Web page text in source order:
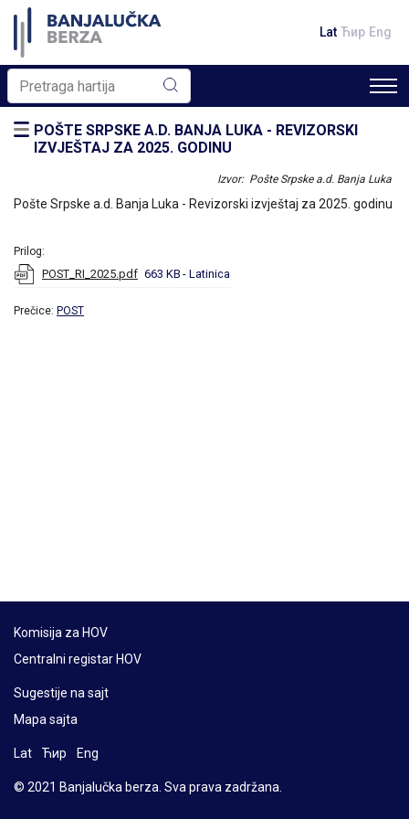
Lat Ћир Eng
POŠTE SRPSKE A.D. BANJA LUKA - REVIZORSKI
IZVJEŠTAJ ZA 2025. GODINU
Izvor: Pošte Srpske a.d. Banja Luka
Pošte Srpske a.d. Banja Luka - Revizorski izvještaj za 2025. godinu
Prilog:
POST_RI_2025.pdf 663 KB - Latinica
Prečice: POST
Komisija za HOV
Centralni registar HOV
Sugestije na sajt
Mapa sajta
Lat Ћир Eng
© 2021 Banjalučka berza. Sva prava zadržana.